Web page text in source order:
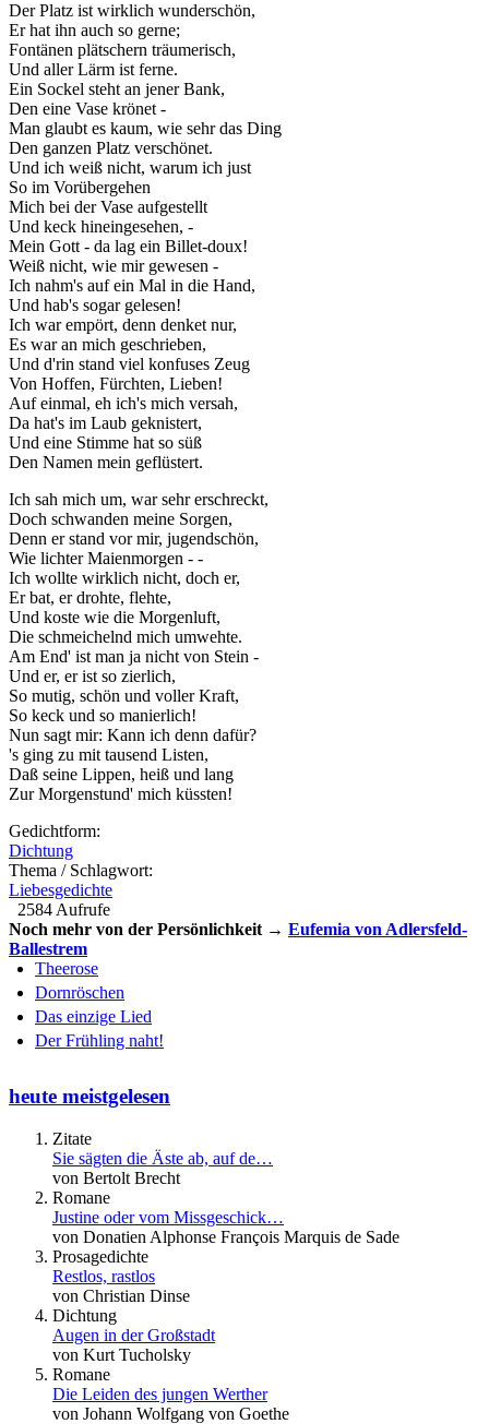
Der Platz ist wirklich wunderschön,
Er hat ihn auch so gerne;
Fontänen plätschern träumerisch,
Und aller Lärm ist ferne.
Ein Sockel steht an jener Bank,
Den eine Vase krönet -
Man glaubt es kaum, wie sehr das Ding
Den ganzen Platz verschönet.
Und ich weiß nicht, warum ich just
So im Vorübergehen
Mich bei der Vase aufgestellt
Und keck hineingesehen, -
Mein Gott - da lag ein Billet-doux!
Weiß nicht, wie mir gewesen -
Ich nahm's auf ein Mal in die Hand,
Und hab's sogar gelesen!
Ich war empört, denn denket nur,
Es war an mich geschrieben,
Und d'rin stand viel konfuses Zeug
Von Hoffen, Fürchten, Lieben!
Auf einmal, eh ich's mich versah,
Da hat's im Laub geknistert,
Und eine Stimme hat so süß
Den Namen mein geflüstert.
Ich sah mich um, war sehr erschreckt,
Doch schwanden meine Sorgen,
Denn er stand vor mir, jugendschön,
Wie lichter Maienmorgen - -
Ich wollte wirklich nicht, doch er,
Er bat, er drohte, flehte,
Und koste wie die Morgenluft,
Die schmeichelnd mich umwehte.
Am End' ist man ja nicht von Stein -
Und er, er ist so zierlich,
So mutig, schön und voller Kraft,
So keck und so manierlich!
Nun sagt mir: Kann ich denn dafür?
's ging zu mit tausend Listen,
Daß seine Lippen, heiß und lang
Zur Morgenstund' mich küssten!
Gedichtform:
Dichtung
Thema / Schlagwort:
Liebesgedichte
2584 Aufrufe
Noch mehr von der Persönlichkeit → Eufemia von Adlersfeld-
Ballestrem
Theerose
Dornröschen
Das einzige Lied
Der Frühling naht!
heute meistgelesen
Zitate
Sie sägten die Äste ab, auf de…
von Bertolt Brecht
Romane
Justine oder vom Missgeschick…
von Donatien Alphonse François Marquis de Sade
Prosagedichte
Restlos, rastlos
von Christian Dinse
Dichtung
Augen in der Großstadt
von Kurt Tucholsky
Romane
Die Leiden des jungen Werther
von Johann Wolfgang von Goethe